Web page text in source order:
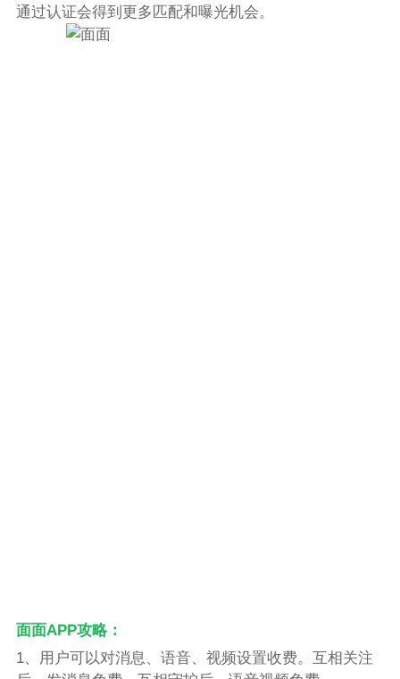
通过认证会得到更多匹配和曝光机会。
面面APP攻略：
1、用户可以对消息、语音、视频设置收费。互相关注